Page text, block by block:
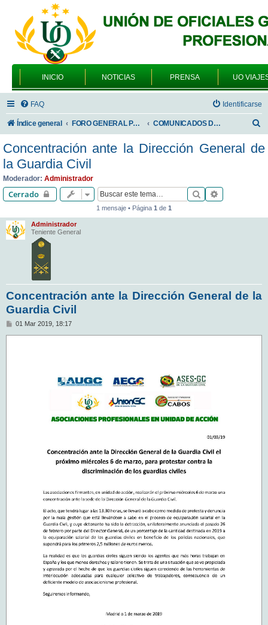
INICIO NOTICIAS PRENSA UO
FAQ Identificarse
Índice general FORO GENERAL PARA TODOS LOS USUARIOS COMUNICADOS DE LA UNIÓN DE OFICIALES
s
Concentración ante la Dirección General de
la Guardia Civil
Moderador: Administrador
Cerrado Buscar
1 mensaje • Página 1 de 1
Administrador
Teniente General
Concentración ante la Dirección General de la
Guardia Civil
M
01 Mar 2019, 18:17